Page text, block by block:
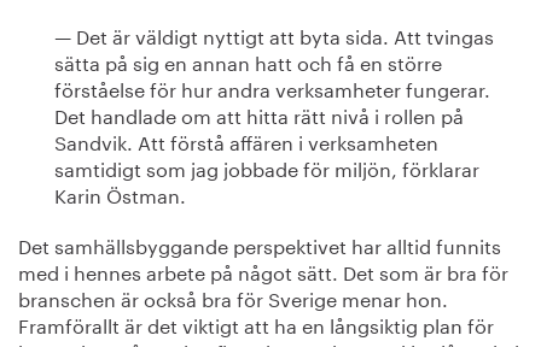
— Det är väldigt nyttigt att byta sida. Att tvingas
sätta på sig en annan hatt och få en större
förståelse för hur andra verksamheter fungerar.
Det handlade om att hitta rätt nivå i rollen på
Sandvik. Att förstå affären i verksamheten
samtidigt som jag jobbade för miljön, förklarar
Karin Östman.
Det samhällsbyggande perspektivet har alltid funnits
med i hennes arbete på något sätt. Det som är bra för
branschen är också bra för Sverige menar hon.
Framförallt är det viktigt att ha en långsiktig plan för